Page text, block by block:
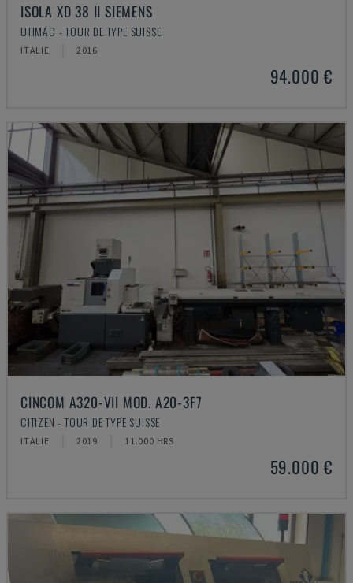
ISOLA XD 38 II SIEMENS
UTIMAC - TOUR DE TYPE SUISSE
ITALIE 2016
94.000 €
CINCOM A320-VII MOD. A20-3F7
CITIZEN - TOUR DE TYPE SUISSE
ITALIE 2019 11.000 HRS
59.000 €